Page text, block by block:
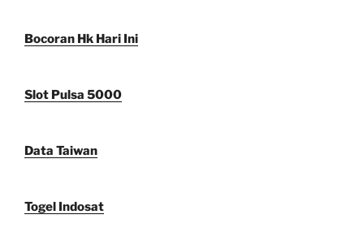
Bocoran Hk Hari Ini
Slot Pulsa 5000
Data Taiwan
Togel Indosat